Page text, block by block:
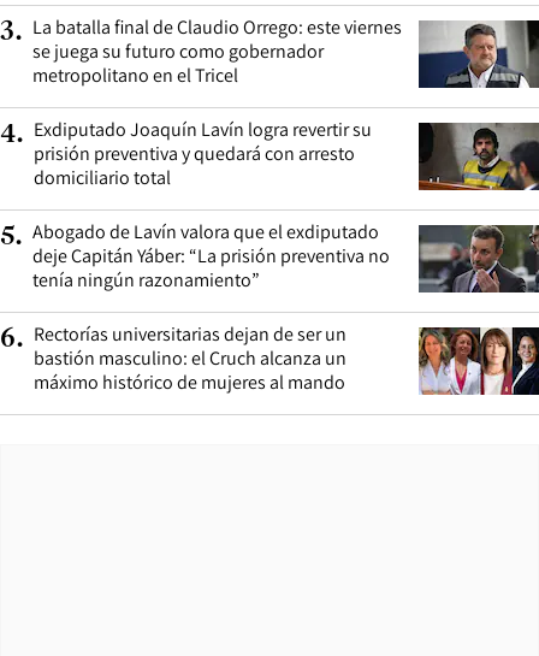
3. La batalla final de Claudio Orrego: este viernes
se juega su futuro como gobernador
metropolitano en el Tricel
4. Exdiputado Joaquín Lavín logra revertir su
prisión preventiva y quedará con arresto
domiciliario total
5. Abogado de Lavín valora que el exdiputado
deje Capitán Yáber: “La prisión preventiva no
tenía ningún razonamiento”
6. Rectorías universitarias dejan de ser un
bastión masculino: el Cruch alcanza un
máximo histórico de mujeres al mando